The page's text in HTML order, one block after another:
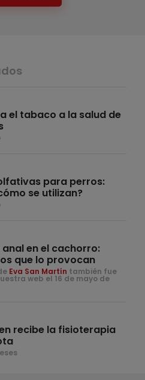
el tabaco a la salud de
para perros:
se utilizan?
anal en el cachorro:
que lo provocan
Eva San Martín también fue
web el 16 de mayo de
recibe la fisioterapia